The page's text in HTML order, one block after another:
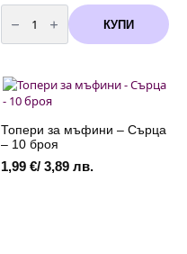
количество
за
Свещи
за
спирала
-
12
КУПИ
Топери за мъфини – Сърца
– 10 броя
1,99 €/ 3,89 лв.